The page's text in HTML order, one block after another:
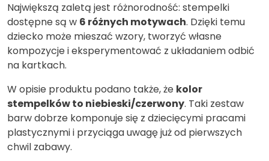
Największą zaletą jest różnorodność: stempelki
dostępne są w 6 różnych motywach. Dzięki temu
dziecko może mieszać wzory, tworzyć własne
kompozycje i eksperymentować z układaniem odbić
na kartkach.
W opisie produktu podano także, że kolor
stempelków to niebieski/czerwony. Taki zestaw
barw dobrze komponuje się z dziecięcymi pracami
plastycznymi i przyciąga uwagę już od pierwszych
chwil zabawy.